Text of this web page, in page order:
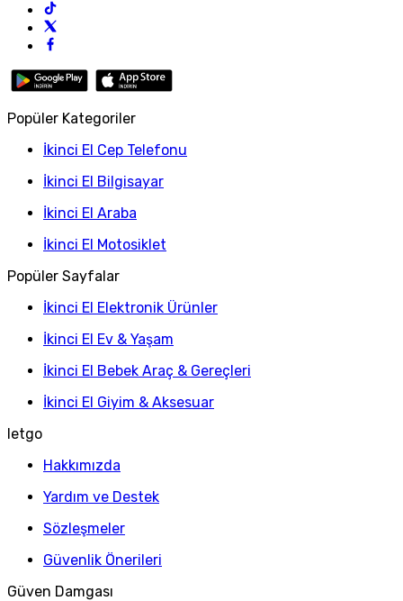
Popüler Kategoriler
İkinci El Cep Telefonu
İkinci El Bilgisayar
İkinci El Araba
İkinci El Motosiklet
Popüler Sayfalar
İkinci El Elektronik Ürünler
İkinci El Ev & Yaşam
İkinci El Bebek Araç & Gereçleri
İkinci El Giyim & Aksesuar
letgo
Hakkımızda
Yardım ve Destek
Sözleşmeler
Güvenlik Önerileri
Güven Damgası